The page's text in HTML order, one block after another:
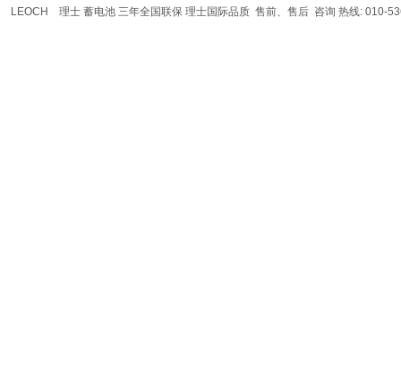
LEOCH理士 蓄电池 三年全国联保 理士国际品质 售前、售后 咨询 热线: 010-